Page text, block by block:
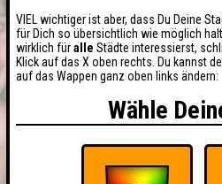
VIEL wichtiger ist aber, dass Du Deine
für Dich so übersichtlich wie möglich
wirklich füralle Städte interessierst,
Klick auf das X oben rechts. Du kannst
auf das Wappen ganz oben links ändern:
Wähle